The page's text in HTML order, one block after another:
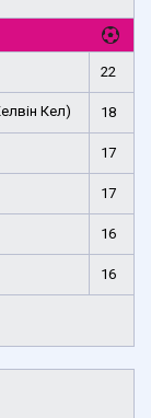
22
Кел) 18
17
17
16
16